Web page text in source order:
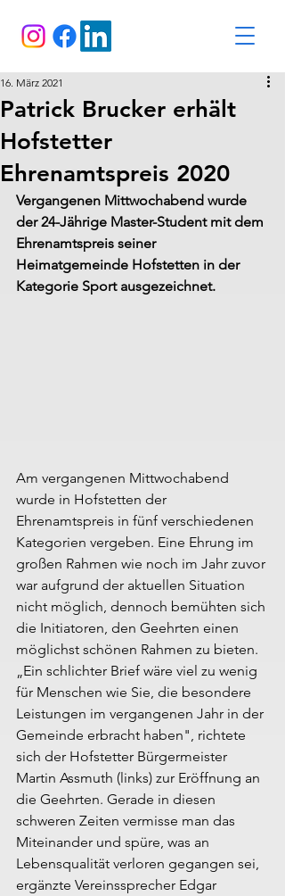
Patrick Brucker erhält
Hofstetter
Ehrenamtspreis 2020
16. März 2021
Vergangenen Mittwochabend wurde
der 24-Jährige Master-Student mit dem
Ehrenamtspreis seiner
Heimatgemeinde Hofstetten in der
Kategorie Sport ausgezeichnet.
Am vergangenen Mittwochabend
wurde in Hofstetten der
Ehrenamtspreis in fünf verschiedenen
Kategorien vergeben. Eine Ehrung im
großen Rahmen wie noch im Jahr zuvor
war aufgrund der aktuellen Situation
nicht möglich, dennoch bemühten sich
die Initiatoren, den Geehrten einen
möglichst schönen Rahmen zu bieten.
„Ein schlichter Brief wäre viel zu wenig
für Menschen wie Sie, die besondere
Leistungen im vergangenen Jahr in der
Gemeinde erbracht haben", richtete
sich der Hofstetter Bürgermeister
Martin Assmuth (links) zur Eröffnung an
die Geehrten. Gerade in diesen
schweren Zeiten vermisse man das
Miteinander und spüre, was an
Lebensqualität verloren gegangen sei,
ergänzte Vereinssprecher Edgar